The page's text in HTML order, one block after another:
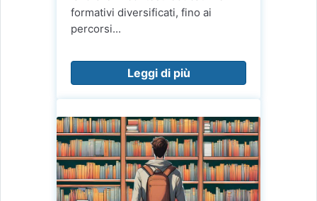
formativi diversificati, fino ai
percorsi...
Leggi di più